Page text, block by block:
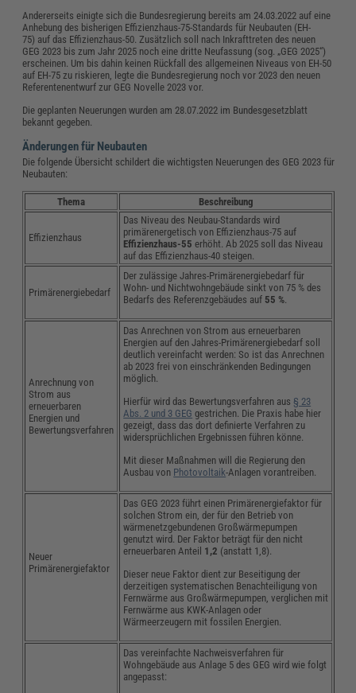
Andererseits einigte sich die Bundesregierung bereits am 24.03.2022 auf eine
Anhebung des bisherigen Effizienzhaus-75-Standards für Neubauten (EH-
75) auf das Effizienzhaus-50. Zusätzlich soll nach Inkrafttreten des neuen
GEG 2023 bis zum Jahr 2025 noch eine dritte Neufassung (sog. „GEG 2025“)
erscheinen. Um bis dahin keinen Rückfall des allgemeinen Niveaus von EH-50
auf EH-75 zu riskieren, legte die Bundesregierung noch vor 2023 den neuen
Referentenentwurf zur GEG Novelle 2023 vor.
Die geplanten Neuerungen wurden am 28.07.2022 im Bundesgesetzblatt
bekannt gegeben.
Änderungen für Neubauten
Die folgende Übersicht schildert die wichtigsten Neuerungen des GEG 2023 für
Neubauten:
Thema Beschreibung
Effizienzhaus
Das Niveau des Neubau-Standards wird
primärenergetisch von Effizienzhaus-75 auf
Effizienzhaus-55erhöht. Ab 2025 soll das Niveau
auf das Effizienzhaus-40 steigen.
Primärenergiebedarf
Der zulässige Jahres-Primärenergiebedarf für
Wohn- und Nichtwohngebäude sinkt von 75 % des
Bedarfs des Referenzgebäudes auf 55 %.
Anrechnung von
Strom aus
erneuerbaren
Energien und
Bewertungsverfahren
Das Anrechnen von Strom aus erneuerbaren
Energien auf den Jahres-Primärenergiebedarf soll
deutlich vereinfacht werden: So ist das Anrechnen
ab 2023 frei von einschränkenden Bedingungen
möglich.
Hierfür wird das Bewertungsverfahren aus § 23
Abs. 2 und 3 GEG gestrichen. Die Praxis habe hier
gezeigt, dass das dort definierte Verfahren zu
widersprüchlichen Ergebnissen führen könne.
Mit dieser Maßnahmen will die Regierung den
Ausbau von Photovoltaik-Anlagen vorantreiben.
Neuer
Primärenergiefaktor
Das GEG 2023 führt einen Primärenergiefaktor für
solchen Strom ein, der für den Betrieb von
wärmenetzgebundenen Großwärmepumpen
genutzt wird. Der Faktor beträgt für den nicht
erneuerbaren Anteil 1,2 (anstatt 1,8).
Dieser neue Faktor dient zur Beseitigung der
derzeitigen systematischen Benachteiligung von
Fernwärme aus Großwärmepumpen, verglichen mit
Fernwärme aus KWK-Anlagen oder
Wärmeerzeugern mit fossilen Energien.
Das vereinfachte Nachweisverfahren für
Wohngebäude aus Anlage 5 des GEG wird wie folgt
angepasst: